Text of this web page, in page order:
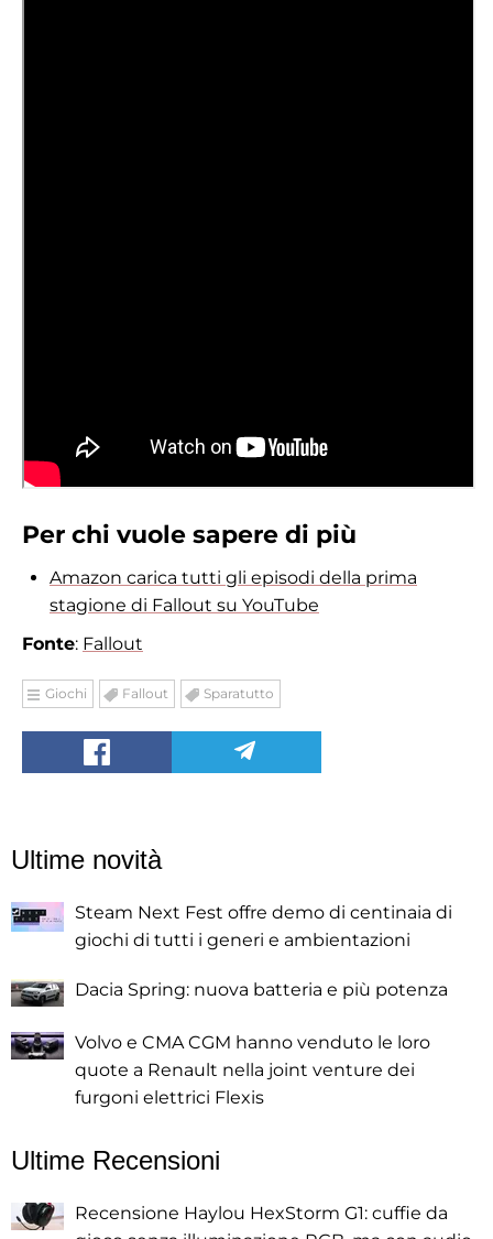
Per chi vuole sapere di più
Amazon carica tutti gli episodi della prima
stagione di Fallout su YouTube
Fonte: Fallout
Giochi Fallout Sparatutto
Ultime novità
Steam Next Fest offre demo di centinaia di
giochi di tutti i generi e ambientazioni
Dacia Spring: nuova batteria e più potenza
Volvo e CMA CGM hanno venduto le loro
quote a Renault nella joint venture dei
furgoni elettrici Flexis
Ultime Recensioni
Recensione Haylou HexStorm G1: cuffie da